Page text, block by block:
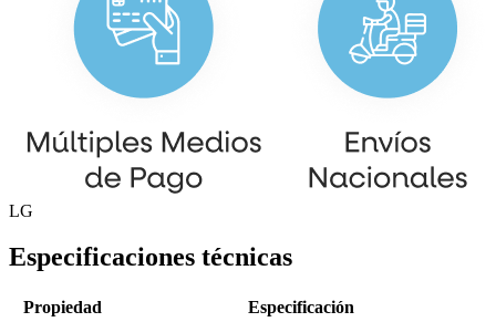
LG
Especificaciones técnicas
Propiedad Especificación